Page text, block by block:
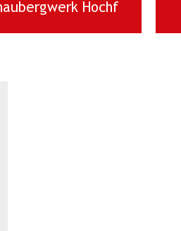
Hochf